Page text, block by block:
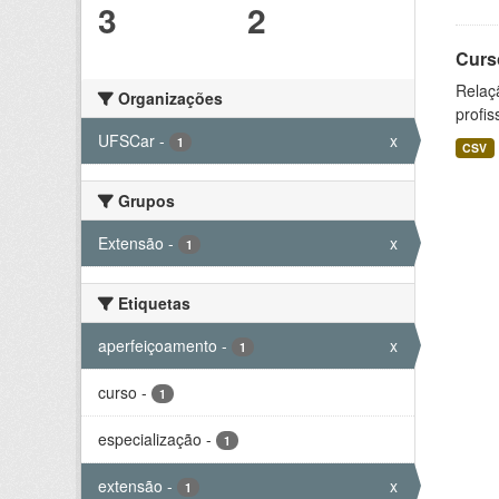
3 2
Organizações
UFSCar - 1 x
Grupos
Extensão - 1 x
Etiquetas
aperfeiçoamento - 1 x
curso - 1
especialização - 1
extensão - 1 x
CSV